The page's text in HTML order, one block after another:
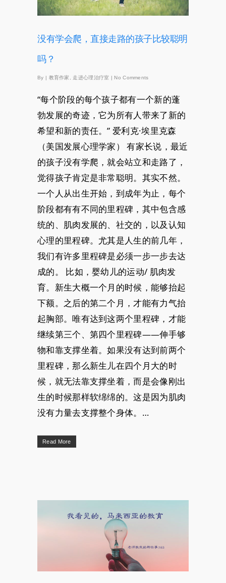
没有学会爬，直接走路的孩子比较聪明
吗？
By 教育作家 , 走进心理治疗室 No Comments
“每个阶段的每个孩子都有一个新的蓬
勃发展的奇迹，它为所有人带来了新的
希望和新的责任。” 爱利克·埃里克森
（美国发展心理学家） 有家长说，最近
的孩子没有学爬，就会站立和走路了，
觉得孩子肯定是非常聪明。其实不然。
一个人从出生开始，到成年为止，每个
阶段都有有不同的里程碑，其中包含感
统的、肌肉发展的、社交的，以及认知
心理的里程碑。尤其是人生的前几年，
我们有许多里程碑是必须一步一步去达
成的。 比如，婴幼儿的运动/ 肌肉发
育。新生大概一个月的时候，能够抬起
下额。之后的第二个月，才能有力气抬
起胸部。唯有达到这两个里程碑，才能
继续第三个、第四个里程碑——伸手够
物和靠支撑坐着。如果没有达到前两个
里程碑，那么新生儿在四个月大的时
候，就无法靠支撑坐着，而是会像刚出
生的时候那样软绵绵的。这是因为肌肉
没有力量去支撑整个身体。…
Read More